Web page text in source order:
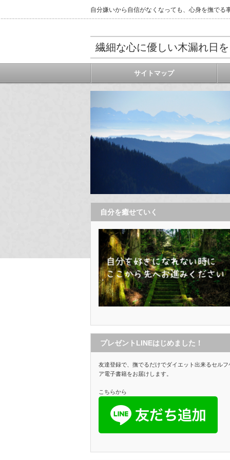
自分嫌いから自信がなくなっても、心身を撫で
繊細な心に優しい木漏れ日
サイトマップ
自分を癒せていく
プレゼントLINEはじめました！
友達登録で、撫でるだけでダイエット出来るセルフ
ア電子書籍をお届けします。
こちらから